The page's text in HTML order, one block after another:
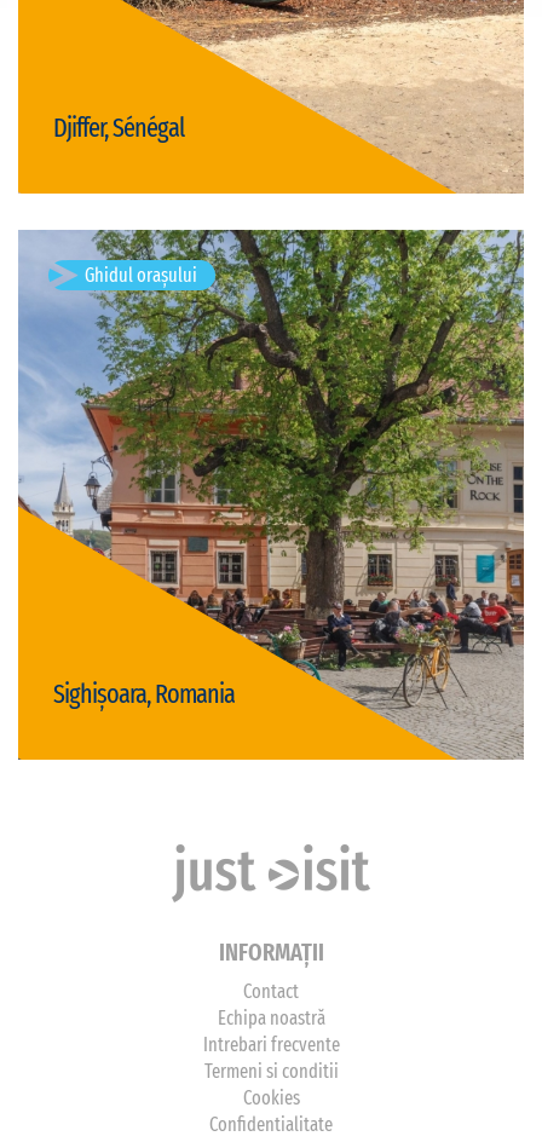
Djiffer, Sénégal
Vizită Djiffer
Sighișoara, Romania
Ghidul orașului Sighișoara, Romania
Sighișoara este un municipiu în județul Mureș, Transilvania,
România, format din localitățile componente Angofa, Aurel
Vlaicu, Rora, Sighișoara (reședința), Șoromiclea, Venchi și
Viilor, și din satul…
Vizite disponibile: 1
Vizită Sighișoara
INFORMAȚII
Contact
Echipa noastră
Intrebari frecvente
Termeni si conditii
Cookies
Confidentialitate